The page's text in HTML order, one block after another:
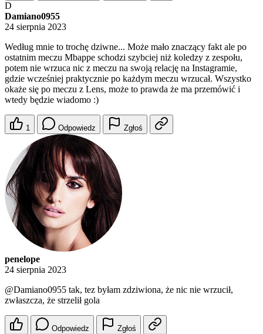
D
Damiano0955
24 sierpnia 2023
Według mnie to trochę dziwne... Może mało znaczący fakt ale po
ostatnim meczu Mbappe schodzi szybciej niż koledzy z zespołu,
potem nie wrzuca nic z meczu na swoją relację na Instagramie,
gdzie wcześniej praktycznie po każdym meczu wrzucał. Wszystko
okaże się po meczu z Lens, może to prawda że ma przemówić i
wtedy będzie wiadomo :)
1 Odpowiedz Zgłoś
penelope
24 sierpnia 2023
@Damiano0955 tak, tez byłam zdziwiona, że nic nie wrzucił,
zwłaszcza, że strzelił gola
Odpowiedz Zgłoś